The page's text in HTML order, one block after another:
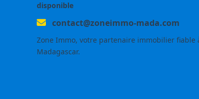
disponible
contact@zoneimmo-mada.com
Zone Immo, votre partenaire immobilier fiable
Madagascar.